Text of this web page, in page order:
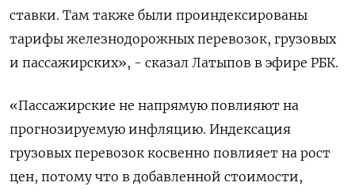
ставки. Там также были проиндексированы
тарифы железнодорожных перевозок, грузовых
и пассажирских», - сказал Латыпов в эфире РБК.
«Пассажирские не напрямую повлияют на
прогнозируемую инфляцию. Индексация
грузовых перевозок косвенно повлияет на рост
цен, потому что в добавленной стоимости,